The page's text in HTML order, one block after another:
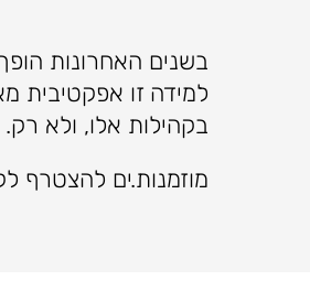
בשנים האחרונות
למידה זו אפקטיבית
בקהילות אלו, ולא רק.
מוזמנות.ים להצטרף